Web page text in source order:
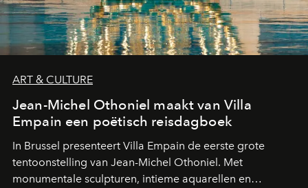
ART & CULTURE
Jean-Michel Othoniel maakt van Villa
Empain een poëtisch reisdagboek
In Brussel presenteert Villa Empain de eerste grote
tentoonstelling van Jean-Michel Othoniel. Met
monumentale sculpturen, intieme aquarellen en